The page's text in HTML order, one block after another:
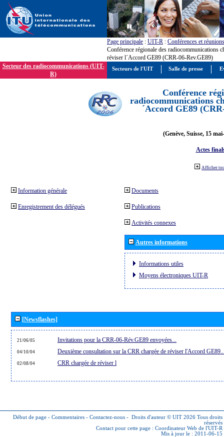
Page principale : UIT-R : Conférences et réunions
Conférence régionale des radiocommunications
réviser l´Accord GE89 (CRR-06-Rev.GE89)
Secteur des radiocommunications (UIT-
R)
Conférence
radiocommunications
´Accord GE89
(Genève, Suisse, 15
Actes
Afficher
Information générale
Enregistrement des délégués
Documents
Publications
Activités connexes
Autres informations
Informations utiles
Moyens électroniques UIT-R
[Newsflashes]
21/06/05 Invitations pour la CRR-06-Rév.GE89 envoyées...
04/10/04 Deuxième consultation sur la CRR chargée de réviser l'Accord
02/08/04 CRR chargée de réviser l
Début de page - Commentaires - Contactez-nous - Droits d'auteur © UIT 2026 Tous droits
réservés
Contact pour cette page : Coordinateur Web de l'UIT-R
Mis à jour le : 2011-06-15
Secteurs de l'UIT Salle de presse